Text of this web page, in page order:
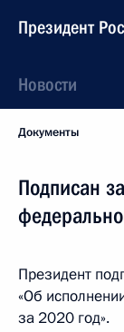
Президент
Новости
Документы
Подписан
Президент
«Об
за 2020 год».